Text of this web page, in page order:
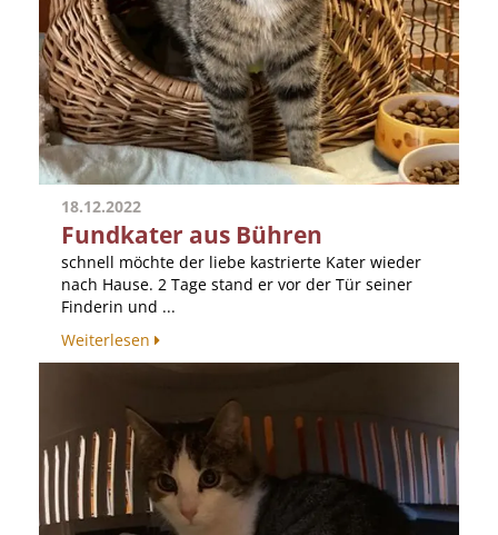
18.12.2022
Fundkater aus Bühren
schnell möchte der liebe kastrierte Kater wieder
nach Hause. 2 Tage stand er vor der Tür seiner
Finderin und ...
Weiterlesen